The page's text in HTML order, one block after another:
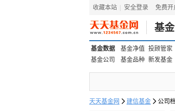
收藏本站 安全登录 免费开
基
基金数据 基金净值 投顾管家
基金公司
基金品种 新发基金
天天基金网  建信基金  公司